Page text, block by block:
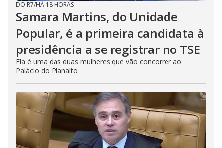
DO R7/HÁ 18 HORAS
Samara Martins, do Unidade
Popular, é a primeira candidata à
presidência a se registrar no TSE
Ela é uma das duas mulheres que vão concorrer ao
Palácio do Planalto